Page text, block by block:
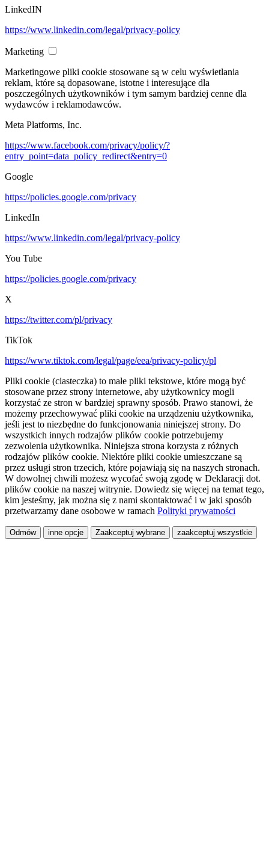
LinkedIN
https://www.linkedin.com/legal/privacy-policy
Marketing
Marketingowe pliki cookie stosowane są w celu wyświetlania
reklam, które są dopasowane, istotne i interesujące dla
poszczególnych użytkowników i tym samym bardziej cenne dla
wydawców i reklamodawców.
Meta Platforms, Inc.
https://www.facebook.com/privacy/policy/?
entry_point=data_policy_redirect&entry=0
Google
https://policies.google.com/privacy
LinkedIn
https://www.linkedin.com/legal/privacy-policy
You Tube
https://policies.google.com/privacy
X
https://twitter.com/pl/privacy
TikTok
https://www.tiktok.com/legal/page/eea/privacy-policy/pl
Pliki cookie (ciasteczka) to małe pliki tekstowe, które mogą być
stosowane przez strony internetowe, aby użytkownicy mogli
korzystać ze stron w bardziej sprawny sposób. Prawo stanowi, że
możemy przechowywać pliki cookie na urządzeniu użytkownika,
jeśli jest to niezbędne do funkcjonowania niniejszej strony. Do
wszystkich innych rodzajów plików cookie potrzebujemy
zezwolenia użytkownika. Niniejsza strona korzysta z różnych
rodzajów plików cookie. Niektóre pliki cookie umieszczane są
przez usługi stron trzecich, które pojawiają się na naszych stronach.
W dowolnej chwili możesz wycofać swoją zgodę w Deklaracji dot.
plików cookie na naszej witrynie. Dowiedz się więcej na temat tego,
kim jesteśmy, jak można się z nami skontaktować i w jaki sposób
przetwarzamy dane osobowe w ramach Polityki prywatności
Odmów inne opcje Zaakceptuj wybrane zaakceptuj wszystkie